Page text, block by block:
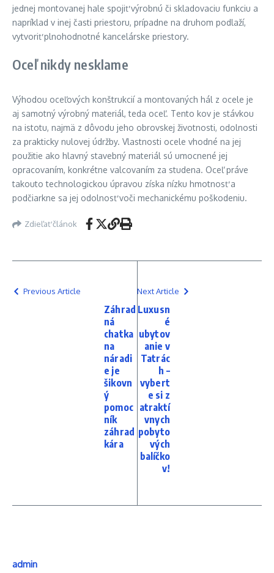
jednej montovanej hale spojiť výrobnú či skladovaciu funkciu a
napríklad v inej časti priestoru, prípadne na druhom podlaží,
vytvoriť plnohodnotné kancelárske priestory.
Oceľ nikdy nesklame
Výhodou oceľových konštrukcií a montovaných hál z ocele je
aj samotný výrobný materiál, teda oceľ. Tento kov je stávkou
na istotu, najmä z dôvodu jeho obrovskej životnosti, odolnosti
za prakticky nulovej údržby. Vlastnosti ocele vhodné na jej
použitie ako hlavný stavebný materiál sú umocnené jej
opracovaním, konkrétne valcovaním za studena. Oceľ práve
takouto technologickou úpravou získa nízku hmotnosť a
podčiarkne sa jej odolnosť voči mechanickému poškodeniu.
Zdieľať článok
Previous Article
Záhrad
ná
chatka
na
náradi
e je
šikovn
ý
pomoc
ník
záhrad
kára
Next Article
Luxusn
é
ubytov
anie v
Tatrác
h –
vybert
e si z
atraktí
vnych
pobyto
vých
balíčko
v!
admin